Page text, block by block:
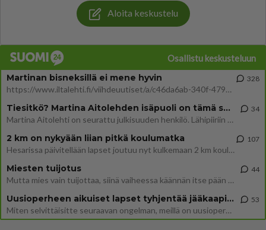
Aloita keskustelu
Osallistu keskusteluun
Martinan bisneksillä ei mene hyvin
https://www.iltalehti.fi/viihdeuutiset/a/c46da6ab-340f-4790-aaa7-0865eed2336 Yrityksen konkurssihakemus on tullut kärä
328
Tiesitkö? Martina Aitolehden isäpuoli on tämä suosittu laulaja
Martina Aitolehti on seurattu julkisuuden henkilö. Lähipiiriin mahtuu muitakin tunnettuja henkilöitä. Tiesitkö, että Ma
34
2 km on nykyään liian pitkä koulumatka
Hesarissa päivitellään lapset joutuu nyt kulkemaan 2 km kouluun jösses. Ruostefillarilla tuo matka menee vaikka miten äk
107
Miesten tuijotus
Mutta mies vain tuijottaa, siinä vaiheessa käännän itse pään pois. Mikä juttu? Yleensä jos joku tuijottaa tai katsoo, hä
44
Uusioperheen aikuiset lapset tyhjentää jääkaapin käydessään
Miten selvittäisitte seuraavan ongelman, meillä on uusioperhe, minulla teini-ikäiset lapset ja puolisolla aikuiset, jotk
53